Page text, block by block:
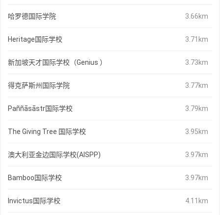
哈罗德国际学院 3.66km
Heritage国际学校 3.71km
新加坡天才国际学校（Genius ） 3.73km
得克萨斯州国际学院 3.77km
Paññāsāstr国际学校 3.79km
The Giving Tree 国际学校 3.95km
澳大利亚金边国际学校(AISPP) 3.97km
Bamboo国际学校 3.97km
Invictus国际学校 4.11km